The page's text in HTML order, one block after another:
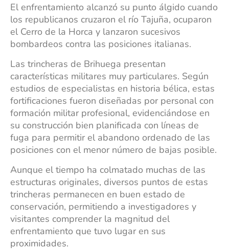
El enfrentamiento alcanzó su punto álgido cuando
los republicanos cruzaron el río Tajuña, ocuparon
el Cerro de la Horca y lanzaron sucesivos
bombardeos contra las posiciones italianas.​
Las trincheras de Brihuega presentan
características militares muy particulares. Según
estudios de especialistas en historia bélica, estas
fortificaciones fueron diseñadas por personal con
formación militar profesional, evidenciándose en
su construcción bien planificada con líneas de
fuga para permitir el abandono ordenado de las
posiciones con el menor número de bajas posible.
Aunque el tiempo ha colmatado muchas de las
estructuras originales, diversos puntos de estas
trincheras permanecen en buen estado de
conservación, permitiendo a investigadores y
visitantes comprender la magnitud del
enfrentamiento que tuvo lugar en sus
proximidades.​